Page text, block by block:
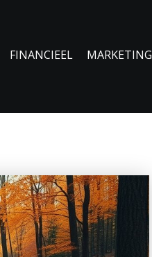
FINANCIEEL MARKETING